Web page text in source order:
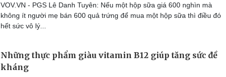
VOV.VN - PGS Lê Danh Tuyên: Nếu một hộp sữa giá 600 nghìn mà
không ít người mẹ bán 600 quả trứng để mua một hộp sữa thì điều đó
hết sức vô lý...
Những thực phẩm giàu vitamin B12 giúp tăng sức đề
kháng